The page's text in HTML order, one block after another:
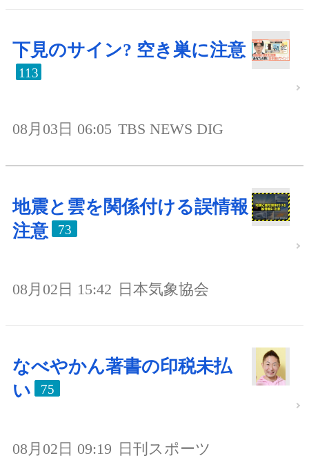
下見のサイン? 空き巣に注意
113
08月03日 06:05 TBS NEWS DIG
地震と雲を関係付ける誤情報
注意
73
08月02日 15:42 日本気象協会
なべやかん著書の印税未払
い
75
08月02日 09:19 日刊スポーツ